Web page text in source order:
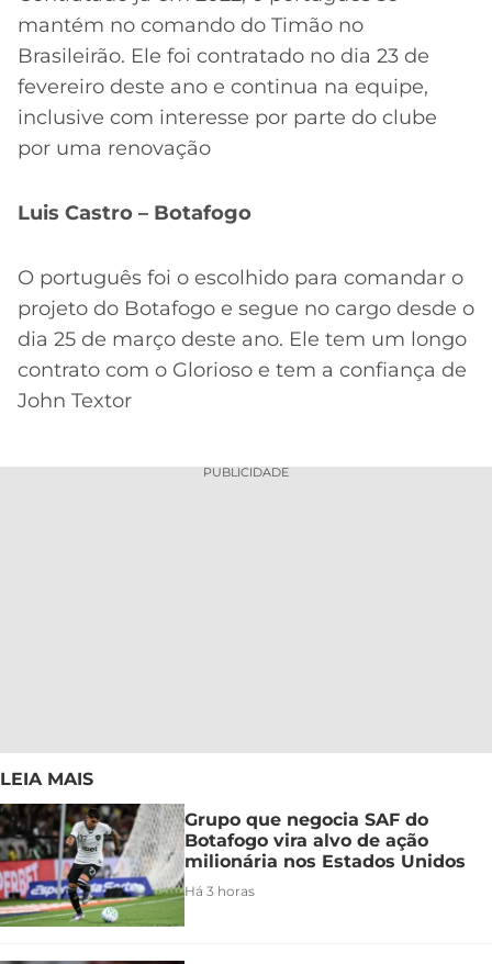
mantém no comando do Timão no
Brasileirão. Ele foi contratado no dia 23 de
fevereiro deste ano e continua na equipe,
inclusive com interesse por parte do clube
por uma renovação
Luis Castro – Botafogo
O português foi o escolhido para comandar o
projeto do Botafogo e segue no cargo desde o
dia 25 de março deste ano. Ele tem um longo
contrato com o Glorioso e tem a confiança de
John Textor
PUBLICIDADE
LEIA MAIS
Grupo que negocia SAF do
Botafogo vira alvo de ação
milionária nos Estados Unidos
Há 3 horas